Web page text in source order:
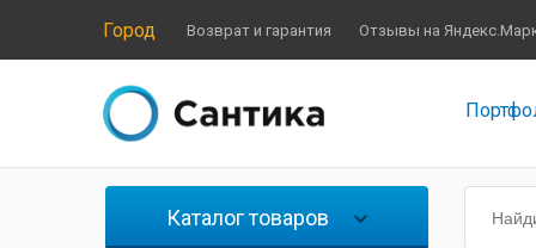
Город Возврат и гарантия Отзывы на
Каталог товаров